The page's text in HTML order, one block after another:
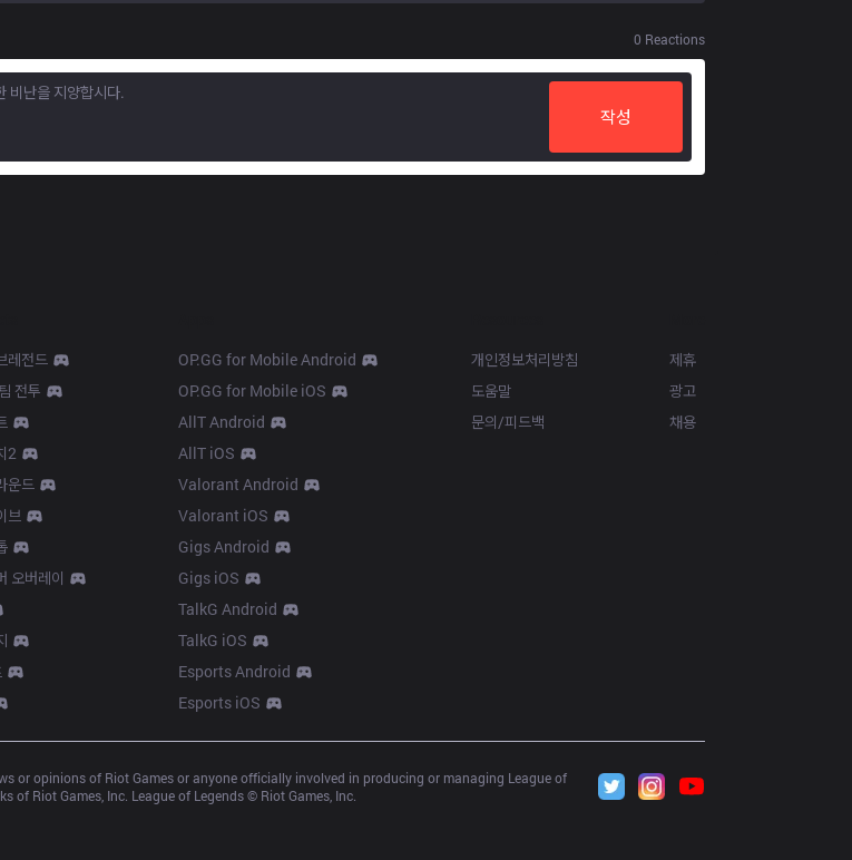
0 Reactions
작성
레전드
전투
2
운드
브
오버레이
OP.GG for Mobile Android
OP.GG for Mobile iOS
AllT Android
AllT iOS
Valorant Android
Valorant iOS
Gigs Android
Gigs iOS
TalkG Android
TalkG iOS
Esports Android
Esports iOS
개인정보처리방침
도움말
문의/피드백
제휴
광고
채용
or opinions of Riot Games or anyone officially involved in producing or managing League of
of Riot Games, Inc. League of Legends © Riot Games, Inc.